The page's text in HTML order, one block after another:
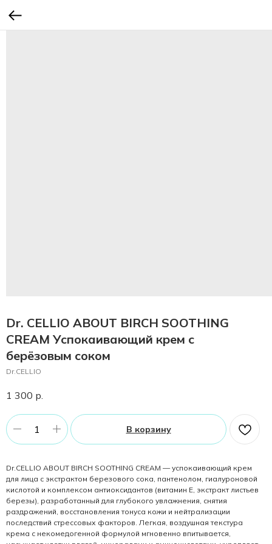
Dr. CELLIO ABOUT BIRCH SOOTHING
CREAM Успокаивающий крем с
берёзовым соком
Dr.CELLIO
1 300 р.
В корзину
Dr.CELLIO ABOUT BIRCH SOOTHING CREAM — успокаивающий крем
для лица с экстрактом березового сока, пантенолом, гиалуроновой
кислотой и комплексом антиоксидантов (витамин Е, экстракт листьев
березы), разработанный для глубокого увлажнения, снятия
раздражений, восстановления тонуса кожи и нейтрализации
последствий стрессовых факторов. Легкая, воздушная текстура
крема с некомедогенной формулой мгновенно впитывается,